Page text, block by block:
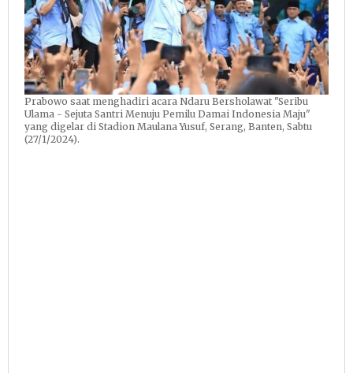
Prabowo saat menghadiri acara Ndaru Bersholawat "Seribu
Ulama - Sejuta Santri Menuju Pemilu Damai Indonesia Maju"
yang digelar di Stadion Maulana Yusuf, Serang, Banten, Sabtu
(27/1/2024).